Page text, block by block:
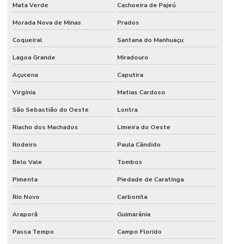
Mata Verde Cachoeira de Pajeú
Morada Nova de Minas Prados
Coqueiral Santana do Manhuaçu
Lagoa Grande Miradouro
Açucena Caputira
Virgínia Matias Cardoso
São Sebastião do Oeste Lontra
Riacho dos Machados Limeira do Oeste
Rodeiro Paula Cândido
Belo Vale Tombos
Pimenta Piedade de Caratinga
Rio Novo Carbonita
Araporã Guimarânia
Passa Tempo Campo Florido